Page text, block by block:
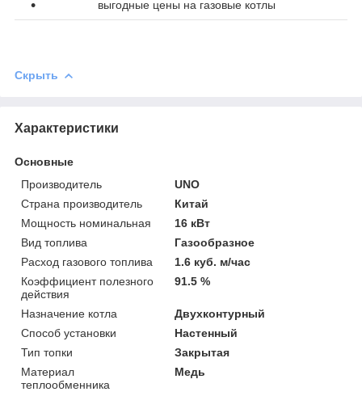
выгодные цены на газовые котлы
Скрыть
Характеристики
Основные
Производитель
UNO
Страна производитель
Китай
Мощность номинальная
16 кВт
Вид топлива
Газообразное
Расход газового топлива
1.6 куб. м/час
Коэффициент полезного
действия
91.5 %
Назначение котла
Двухконтурный
Способ установки
Настенный
Тип топки
Закрытая
Материал
теплообменника
Медь